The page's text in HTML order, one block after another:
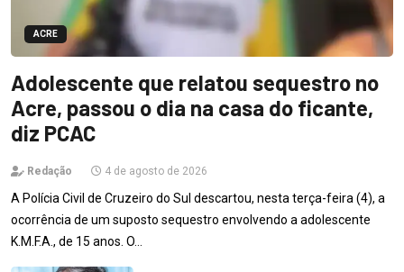
ACRE
Adolescente que relatou sequestro no
Acre, passou o dia na casa do ficante,
diz PCAC
Redação 4 de agosto de 2026
A Polícia Civil de Cruzeiro do Sul descartou, nesta terça-feira (4), a
ocorrência de um suposto sequestro envolvendo a adolescente
K.M.F.A., de 15 anos. O…